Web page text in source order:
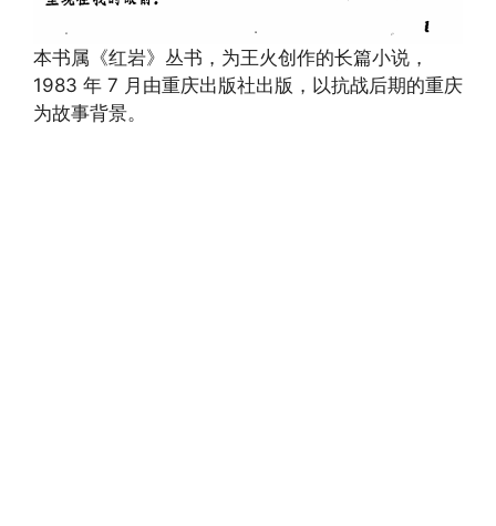
本书属《红岩》丛书，为王火创作的长篇小说，
1983 年 7 月由重庆出版社出版，以抗战后期的重庆
为故事背景。